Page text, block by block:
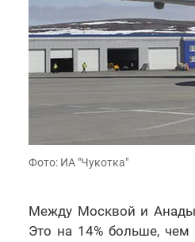
Фото: ИА "Чукотка"
Между Москвой и
Это на 14% больше,